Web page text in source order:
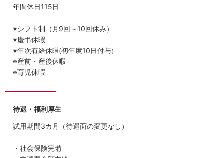
年間休日115日
※シフト制（月9回～10回休み）
※慶弔休暇
※年次有給休暇(初年度10日付与）
※産前・産後休暇
※育児休暇
待遇・福利厚生
試用期間3カ月（待遇面の変更なし）
・社会保険完備